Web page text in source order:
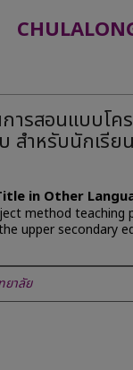
รสอนแบบโคร
สำหรับนักเรีย
in Other
method teaching
upper secondary
าลัย